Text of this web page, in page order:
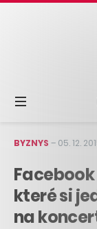
BYZNYS – 05. 12.
které si
na